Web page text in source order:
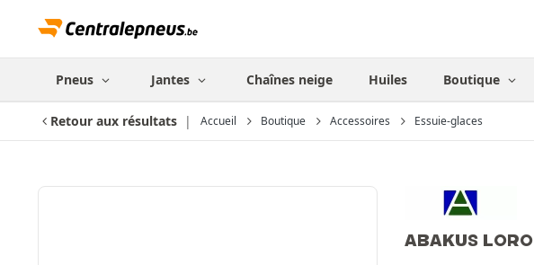
Pneus Jantes Chaînes neige Huiles Boutique
Retour aux résultats Accueil Boutique Accessoires Essuie-glaces
ABAKUS LORO